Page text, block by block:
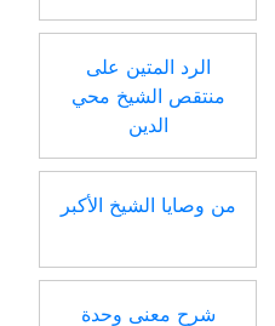
الرد المتين على
منتقص الشيخ محي
الدين
من وصايا الشيخ الأكبر
شرح معنى وحدة